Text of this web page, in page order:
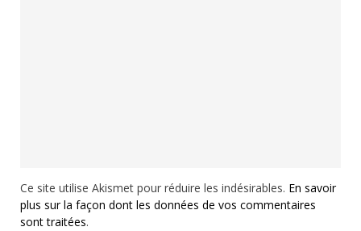
Ce site utilise Akismet pour réduire les indésirables. En savoir
plus sur la façon dont les données de vos commentaires
sont traitées.